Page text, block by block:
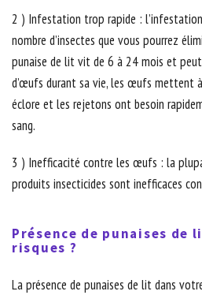
2 ) Infestation trop rapide :
nombre d’insectes que vous pourrez
punaise de lit vit de 6 à 24 mois et
d’œufs durant sa vie, les œufs mettent
éclore et les rejetons ont besoin
sang.
3 ) Inefficacité contre les œufs : la
produits insecticides sont inefficaces
Présence de punaises de
risques ?
La présence de punaises de lit dans